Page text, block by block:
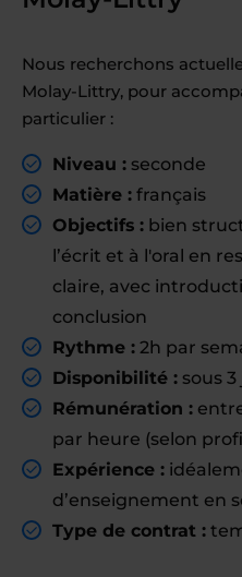
Nous recherchons
Molay-Littry, pour
particulier :
Niveau : seconde
Matière : français
Objectifs : bien
l’écrit et à l'oral en
claire, avec
conclusion
Rythme : 2h par
Disponibilité : sous
Rémunération :
par heure (selon
Expérience :
d’enseignement en
Type de contrat :